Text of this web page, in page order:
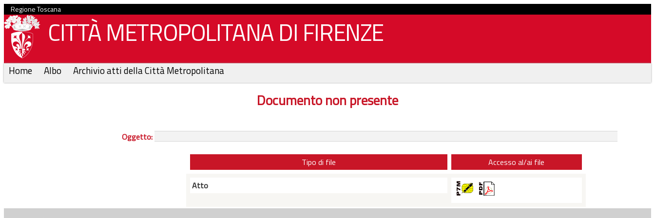
Regione Toscana
CITTÀ METROPOLITANA DI FIRENZE
Home Albo Archivio atti della Città Metropolitana
Documento non presente
Oggetto:
Tipo di file
Accesso al/ai file
Atto